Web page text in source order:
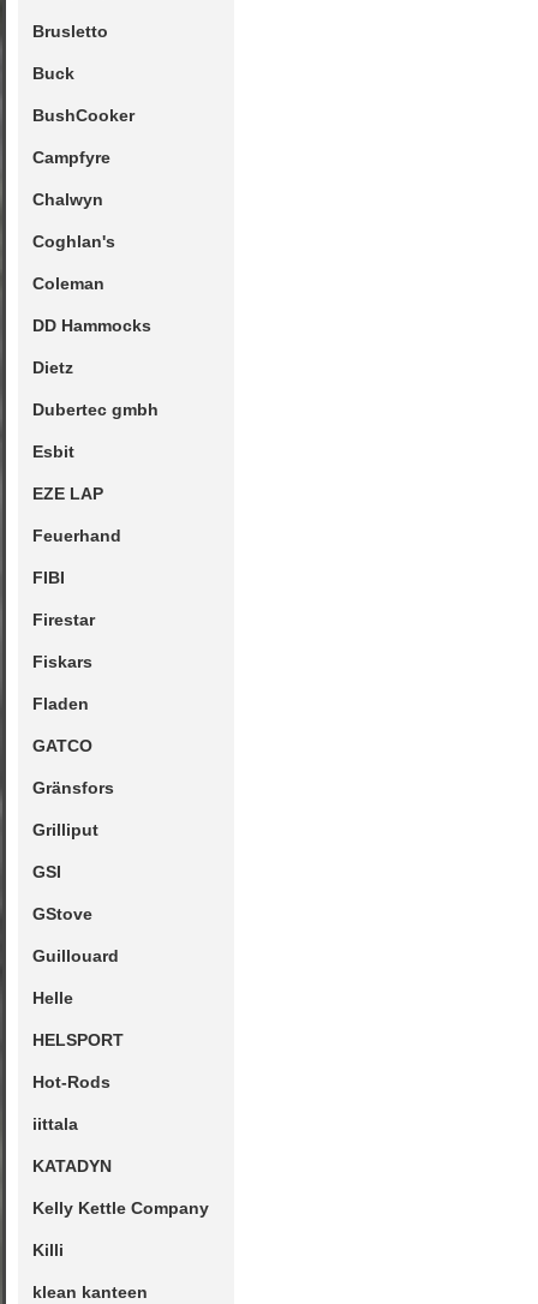
Brusletto
Buck
BushCooker
Campfyre
Chalwyn
Coghlan's
Coleman
DD Hammocks
Dietz
Dubertec gmbh
Esbit
EZE LAP
Feuerhand
FIBI
Firestar
Fiskars
Fladen
GATCO
Gränsfors
Grilliput
GSI
GStove
Guillouard
Helle
HELSPORT
Hot-Rods
iittala
KATADYN
Kelly Kettle Company
Killi
klean kanteen